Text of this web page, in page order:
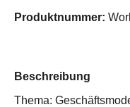
Produktnummer:
Beschreibung
Thema: